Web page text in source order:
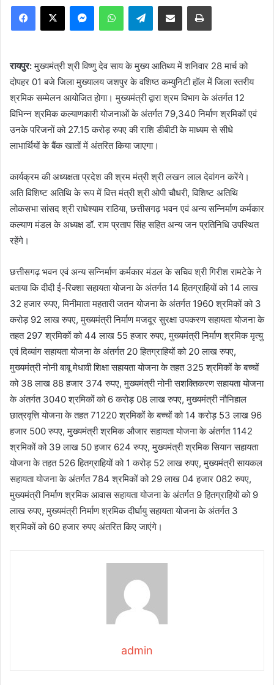
Facebook
X MessengerWhatsAppTelegramShare via Email Print
रायपुर:मुख्यमंत्री श्री विष्णु देव साय के मुख्य आतिथ्य में शनिवार 28 मार्च को
दोपहर 01 बजे जिला मुख्यालय जशपुर के वशिष्ठ कम्युनिटी हॉल में जिला स्तरीय
श्रमिक सम्मेलन आयोजित होगा। मुख्यमंत्री द्वारा श्रम विभाग के अंतर्गत 12
विभिन्न श्रमिक कल्याणकारी योजनाओं के अंतर्गत 79,340 निर्माण श्रमिकों एवं
उनके परिजनों को 27.15 करोड़ रुपए की राशि डीबीटी के माध्यम से सीधे
लाभार्थियों के बैंक खातों में अंतरित किया जाएगा।
कार्यक्रम की अध्यक्षता प्रदेश की श्रम मंत्री श्री लखन लाल देवांगन करेंगे।
अति विशिष्ट अतिथि के रूप में वित्त मंत्री श्री ओपी चौधरी, विशिष्ट अतिथि
लोकसभा सांसद श्री राधेश्याम राठिया, छत्तीसगढ़ भवन एवं अन्य सन्निर्माण कर्मकार
कल्याण मंडल के अध्यक्ष डॉ. राम प्रताप सिंह सहित अन्य जन प्रतिनिधि उपस्थित
रहेंगे।
छत्तीसगढ़ भवन एवं अन्य सन्निर्माण कर्मकार मंडल के सचिव श्री गिरीश रामटेके ने
बताया कि दीदी ई-रिक्शा सहायता योजना के अंतर्गत 14 हितग्राहियों को 14 लाख
32 हजार रुपए, मिनीमाता महतारी जतन योजना के अंतर्गत 1960 श्रमिकों को 3
करोड़ 92 लाख रुपए, मुख्यमंत्री निर्माण मजदूर सुरक्षा उपकरण सहायता योजना के
तहत 297 श्रमिकों को 44 लाख 55 हजार रुपए, मुख्यमंत्री निर्माण श्रमिक मृत्यु
एवं दिव्यांग सहायता योजना के अंतर्गत 20 हितग्राहियों को 20 लाख रुपए,
मुख्यमंत्री नोनी बाबू मेधावी शिक्षा सहायता योजना के तहत 325 श्रमिकों के बच्चों
को 38 लाख 88 हजार 374 रुपए, मुख्यमंत्री नोनी सशक्तिकरण सहायता योजना
के अंतर्गत 3040 श्रमिकों को 6 करोड़ 08 लाख रुपए, मुख्यमंत्री नौनिहाल
छात्रवृत्ति योजना के तहत 71220 श्रमिकों के बच्चों को 14 करोड़ 53 लाख 96
हजार 500 रुपए, मुख्यमंत्री श्रमिक औजार सहायता योजना के अंतर्गत 1142
श्रमिकों को 39 लाख 50 हजार 624 रुपए, मुख्यमंत्री श्रमिक सियान सहायता
योजना के तहत 526 हितग्राहियों को 1 करोड़ 52 लाख रुपए, मुख्यमंत्री सायकल
सहायता योजना के अंतर्गत 784 श्रमिकों को 29 लाख 04 हजार 082 रुपए,
मुख्यमंत्री निर्माण श्रमिक आवास सहायता योजना के अंतर्गत 9 हितग्राहियों को 9
लाख रुपए, मुख्यमंत्री निर्माण श्रमिक दीर्घायु सहायता योजना के अंतर्गत 3
श्रमिकों को 60 हजार रुपए अंतरित किए जाएंगे।
admin